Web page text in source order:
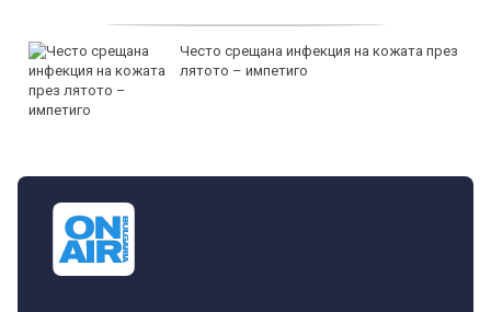
Често срещана инфекция на кожата през
лятото – импетиго